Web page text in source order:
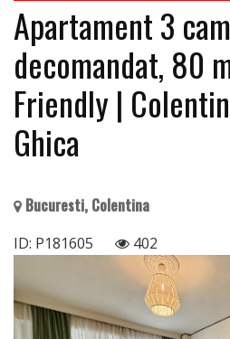
Apartament 3
decomandat, 80
Friendly |
Ghica
Bucuresti, Colentina
ID: P181605 402